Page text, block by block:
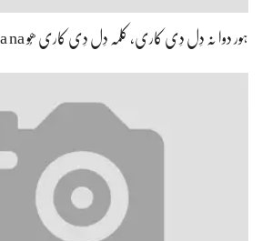
ہور دوا نہ دِل دِی کاری، کلمہ دِل دِی کاری ھُو Hor dawaa na…